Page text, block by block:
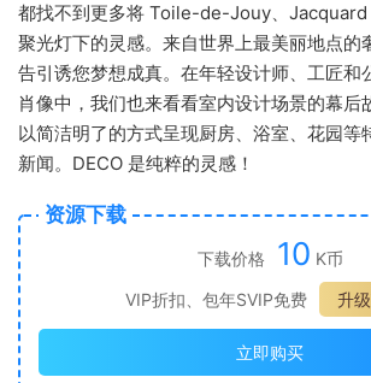
都找不到更多将 Toile-de-Jouy、Jacquard
聚光灯下的灵感。来自世界上最美丽地点的
告引诱您梦想成真。在年轻设计师、工匠和
肖像中，我们也来看看室内设计场景的幕后
以简洁明了的方式呈现厨房、浴室、花园等
新闻。DECO 是纯粹的灵感！
资源下载
下载价格 10 K币
VIP折扣、包年SVIP免费
升
立即购买